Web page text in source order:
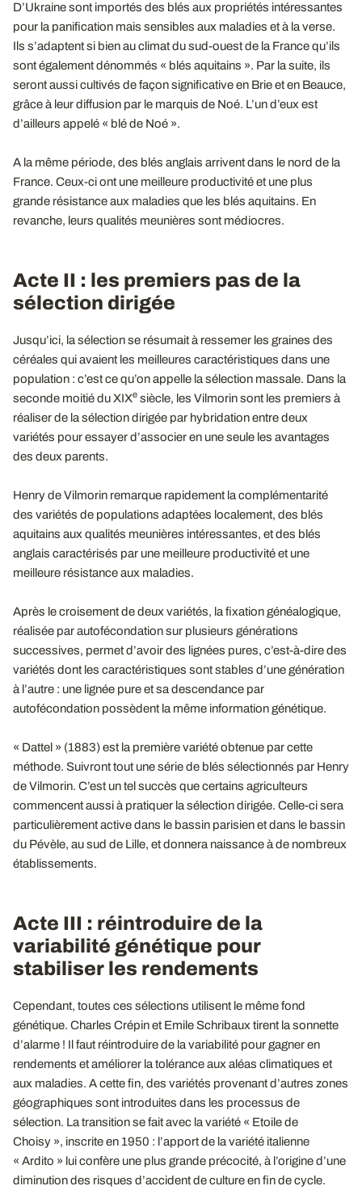
D’Ukraine sont importés des blés aux propriétés intéressantes
pour la panification mais sensibles aux maladies et à la verse.
Ils s’adaptent si bien au climat du sud-ouest de la France qu’ils
sont également dénommés « blés aquitains ». Par la suite, ils
seront aussi cultivés de façon significative en Brie et en Beauce,
grâce à leur diffusion par le marquis de Noé. L’un d’eux est
d’ailleurs appelé « blé de Noé ».
A la même période, des blés anglais arrivent dans le nord de la
France. Ceux-ci ont une meilleure productivité et une plus
grande résistance aux maladies que les blés aquitains. En
revanche, leurs qualités meunières sont médiocres.
Acte II : les premiers pas de la
sélection dirigée
Jusqu’ici, la sélection se résumait à ressemer les graines des
céréales qui avaient les meilleures caractéristiques dans une
population : c’est ce qu’on appelle la sélection massale. Dans la
seconde moitié du XIXe siècle, les Vilmorin sont les premiers à
réaliser de la sélection dirigée par hybridation entre deux
variétés pour essayer d’associer en une seule les avantages
des deux parents.
Henry de Vilmorin remarque rapidement la complémentarité
des variétés de populations adaptées localement, des blés
aquitains aux qualités meunières intéressantes, et des blés
anglais caractérisés par une meilleure productivité et une
meilleure résistance aux maladies.
Après le croisement de deux variétés, la fixation généalogique,
réalisée par autofécondation sur plusieurs générations
successives, permet d’avoir des lignées pures, c’est-à-dire des
variétés dont les caractéristiques sont stables d’une génération
à l’autre : une lignée pure et sa descendance par
autofécondation possèdent la même information génétique.
« Dattel » (1883) est la première variété obtenue par cette
méthode. Suivront tout une série de blés sélectionnés par Henry
de Vilmorin. C’est un tel succès que certains agriculteurs
commencent aussi à pratiquer la sélection dirigée. Celle-ci sera
particulièrement active dans le bassin parisien et dans le bassin
du Pévèle, au sud de Lille, et donnera naissance à de nombreux
établissements.
Acte III : réintroduire de la
variabilité génétique pour
stabiliser les rendements
Cependant, toutes ces sélections utilisent le même fond
génétique. Charles Crépin et Emile Schribaux tirent la sonnette
d’alarme ! Il faut réintroduire de la variabilité pour gagner en
rendements et améliorer la tolérance aux aléas climatiques et
aux maladies. A cette fin, des variétés provenant d’autres zones
géographiques sont introduites dans les processus de
sélection. La transition se fait avec la variété « Etoile de
Choisy », inscrite en 1950 : l’apport de la variété italienne
« Ardito » lui confère une plus grande précocité, à l’origine d’une
diminution des risques d’accident de culture en fin de cycle.